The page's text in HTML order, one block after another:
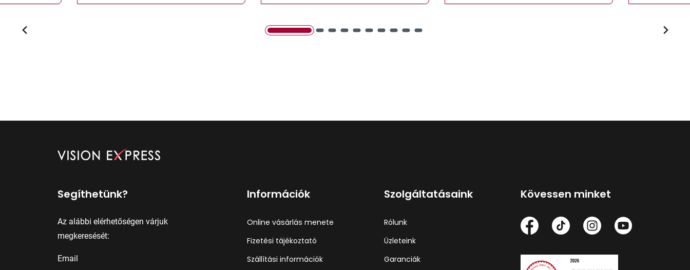
Segíthetünk?
Az alábbi elérhetőségen várjuk
megkeresését:
Email
Információk
Online vásárlás menete
Fizetési tájékoztató
Szállítási információk
Szolgáltatásaink
Rólunk
Üzleteink
Garanciák
Kövessen minket